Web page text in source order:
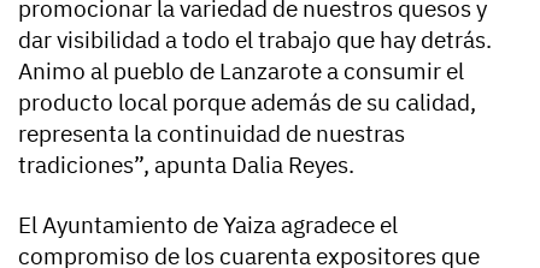
promocionar la variedad de nuestros quesos y
dar visibilidad a todo el trabajo que hay detrás.
Animo al pueblo de Lanzarote a consumir el
producto local porque además de su calidad,
representa la continuidad de nuestras
tradiciones”, apunta Dalia Reyes.
El Ayuntamiento de Yaiza agradece el
compromiso de los cuarenta expositores que